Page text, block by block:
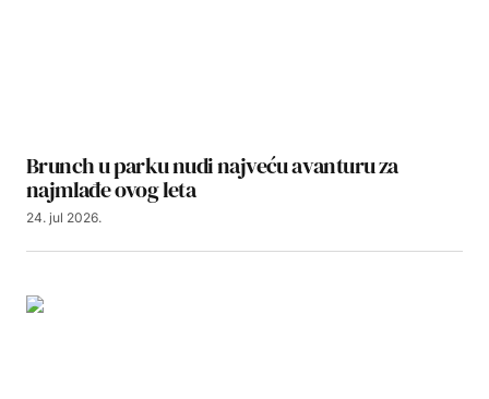
Brunch u parku nudi najveću avanturu za
najmlađe ovog leta
24. jul 2026.